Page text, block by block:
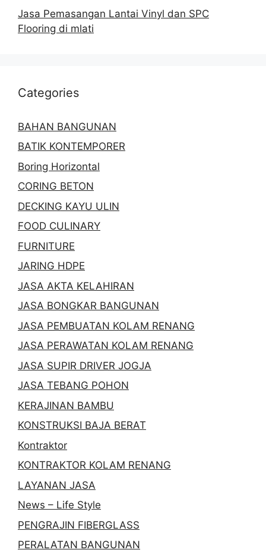
Jasa Pemasangan Lantai Vinyl dan SPC
Flooring di mlati
Categories
BAHAN BANGUNAN
BATIK KONTEMPORER
Boring Horizontal
CORING BETON
DECKING KAYU ULIN
FOOD CULINARY
FURNITURE
JARING HDPE
JASA AKTA KELAHIRAN
JASA BONGKAR BANGUNAN
JASA PEMBUATAN KOLAM RENANG
JASA PERAWATAN KOLAM RENANG
JASA SUPIR DRIVER JOGJA
JASA TEBANG POHON
KERAJINAN BAMBU
KONSTRUKSI BAJA BERAT
Kontraktor
KONTRAKTOR KOLAM RENANG
LAYANAN JASA
News – Life Style
PENGRAJIN FIBERGLASS
PERALATAN BANGUNAN